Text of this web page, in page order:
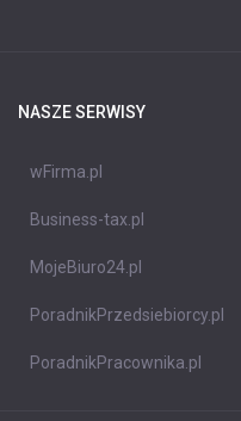
NASZE SERWISY
wFirma.pl
Business-tax.pl
MojeBiuro24.pl
PoradnikPrzedsiebiorcy.pl
PoradnikPracownika.pl